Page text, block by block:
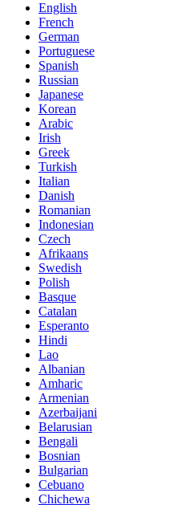
English
French
German
Portuguese
Spanish
Russian
Japanese
Korean
Arabic
Irish
Greek
Turkish
Italian
Danish
Romanian
Indonesian
Czech
Afrikaans
Swedish
Polish
Basque
Catalan
Esperanto
Hindi
Lao
Albanian
Amharic
Armenian
Azerbaijani
Belarusian
Bengali
Bosnian
Bulgarian
Cebuano
Chichewa